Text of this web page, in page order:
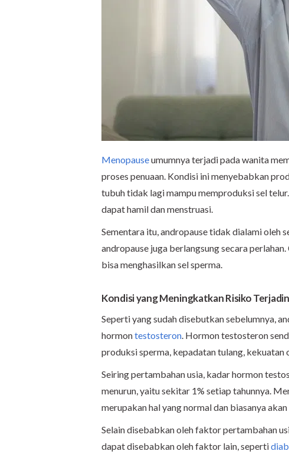
Menopauseumumnya terjadi pada wanita
proses penuaan. Kondisi ini menyebabkan
tubuh tidak lagi mampu memproduksi sel
dapat hamil dan menstruasi.
Sementara itu, andropause tidak dialami oleh
andropause juga berlangsung secara
bisa menghasilkan sel sperma.
Kondisi yang Meningkatkan Risiko
Seperti yang sudah disebutkan sebelumnya,
hormontestosteron. Hormon testosteron
produksi sperma, kepadatan tulang,
Seiring pertambahan usia, kadar hormon
menurun, yaitu sekitar 1% setiap tahunnya.
merupakan hal yang normal dan biasanya
Selain disebabkan oleh faktor pertambahan
dapat disebabkan oleh faktor lain, seperti